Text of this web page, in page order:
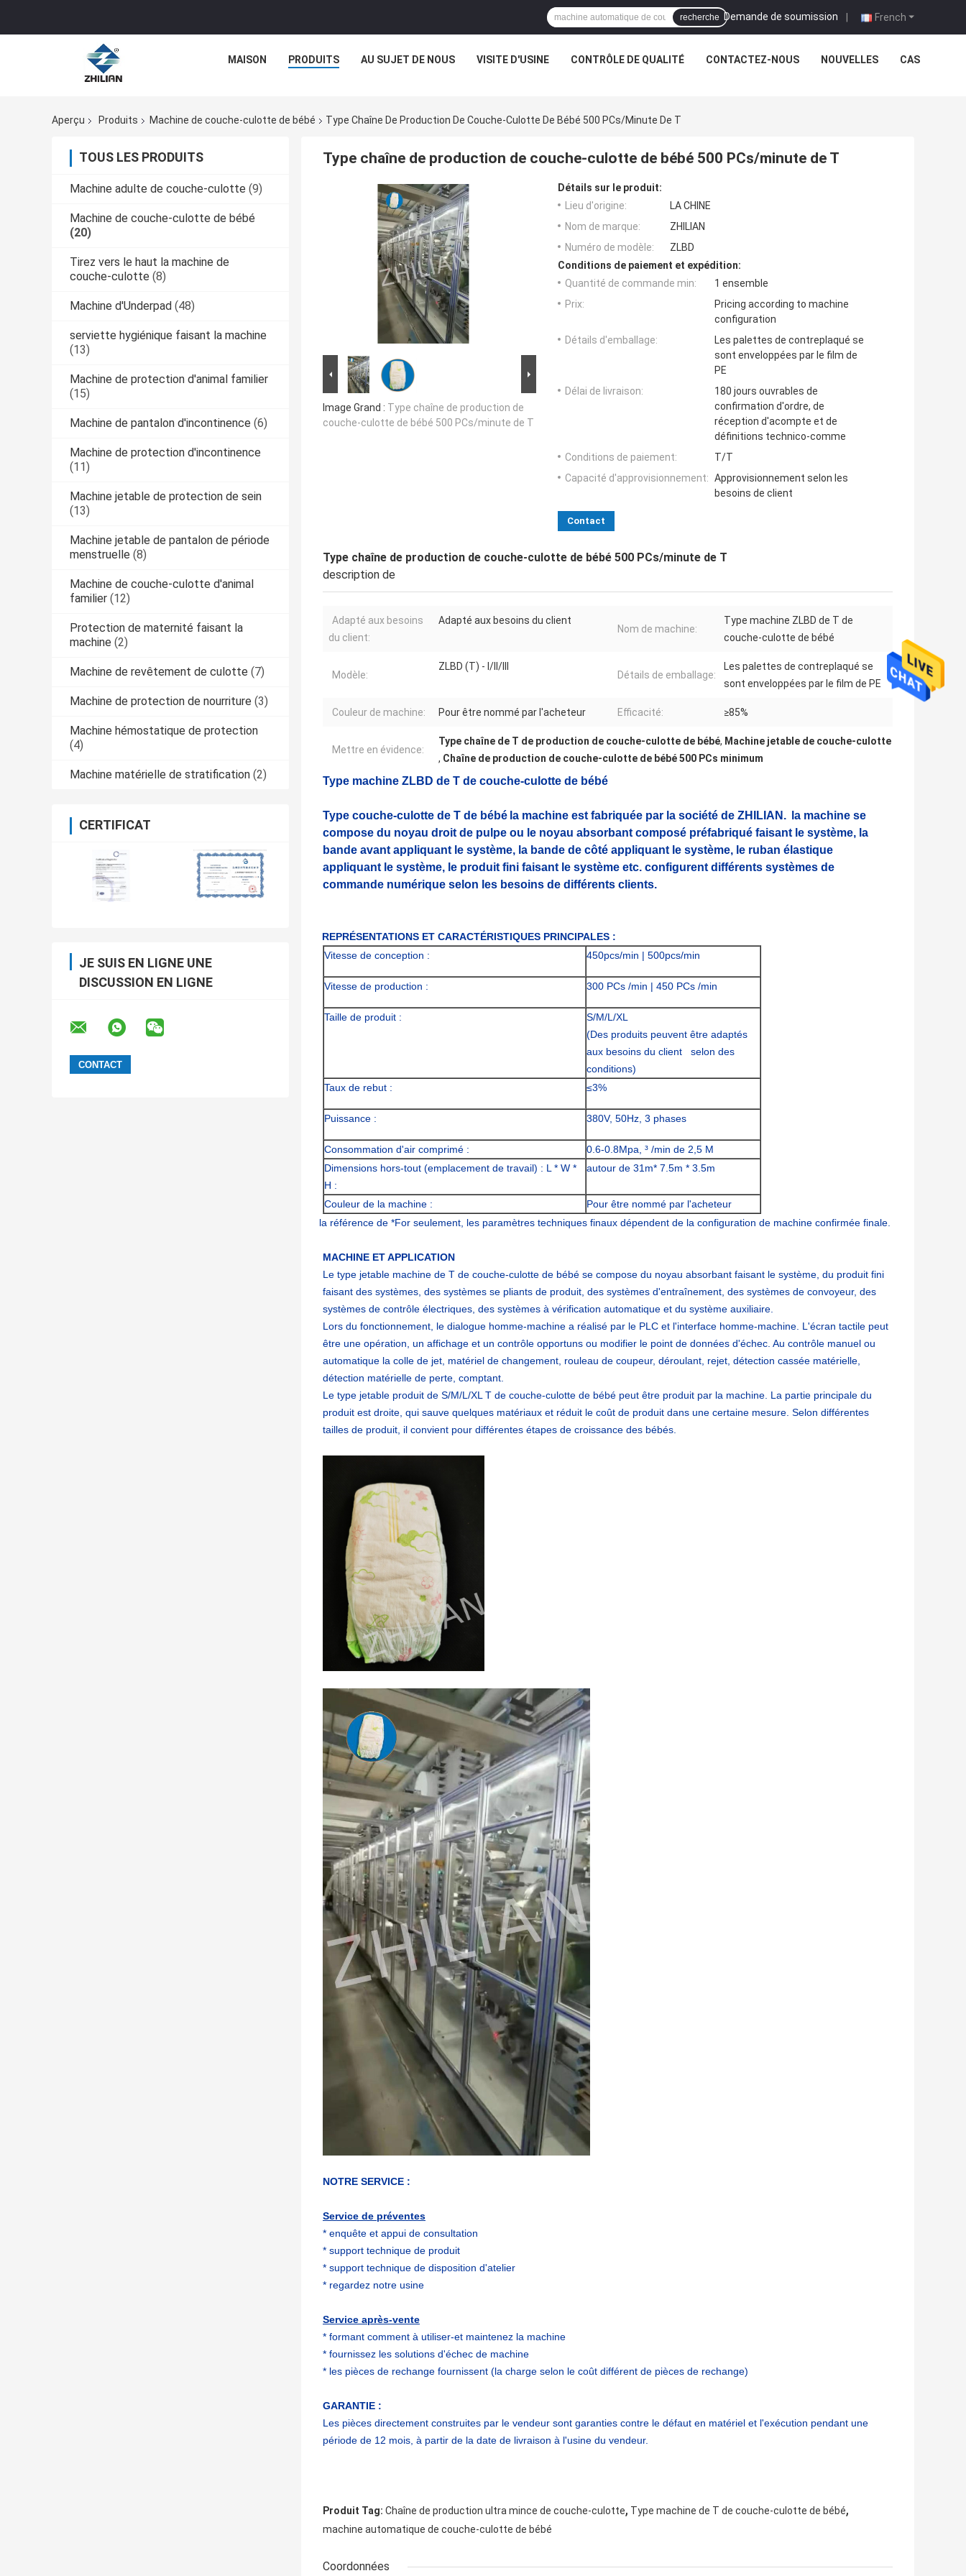
French
Demande de soumission |
recherche
MAISON PRODUITS AU SUJET DE NOUS VISITE D'USINE CONTRÔLE DE QUALITÉ CONTACTEZ-NOUS NOUVELLES CAS
Aperçu Produits Machine de couche-culotte de bébé Type Chaîne De Production De Couche-Culotte De Bébé 500 PCs/minute De T
TOUS LES PRODUITS
Machine adulte de couche-culotte (9)
Machine de couche-culotte de bébé
(20)
Tirez vers le haut la machine de
couche-culotte (8)
Machine d'Underpad (48)
serviette hygiénique faisant la machine
(13)
Machine de protection d'animal familier
(15)
Machine de pantalon d'incontinence (6)
Machine de protection d'incontinence
(11)
Machine jetable de protection de sein
(13)
Machine jetable de pantalon de période
menstruelle (8)
Machine de couche-culotte d'animal
familier (12)
Protection de maternité faisant la
machine (2)
Machine de revêtement de culotte (7)
Machine de protection de nourriture (3)
Machine hémostatique de protection
(4)
Machine matérielle de stratification (2)
CERTIFICAT
JE SUIS EN LIGNE UNE
DISCUSSION EN LIGNE
Type chaîne de production de couche-culotte de bébé 500 PCs/minute de T
Image Grand : Type chaîne de production de
couche-culotte de bébé 500 PCs/minute de T
Détails sur le produit:
Lieu d'origine:
LA CHINE
Nom de marque:
ZHILIAN
Numéro de modèle:
ZLBD
Conditions de paiement et expédition:
Quantité de commande min:
1 ensemble
Prix:
Pricing according to machine
configuration
Détails d'emballage:
Les palettes de contreplaqué se
sont enveloppées par le film de
PE
Délai de livraison:
180 jours ouvrables de
confirmation d'ordre, de
réception d'acompte et de
définitions technico-comme
Conditions de paiement:
T/T
Capacité d'approvisionnement: Approvisionnement selon les
besoins de client
Contact
Type chaîne de production de couche-culotte de bébé 500 PCs/minute de T
description de
Adapté aux besoins
du client:
Adapté aux besoins du client
Nom de machine:
Type machine ZLBD de T de
couche-culotte de bébé
Modèle:
ZLBD (T) - I/II/III
Détails de emballage:
Les palettes de contreplaqué se
sont enveloppées par le film de PE
Couleur de machine: Pour être nommé par l'acheteur Efficacité: ≥85%
Mettre en évidence:
Type chaîne de T de production de couche-culotte de bébé, Machine jetable de couche-culotte
, Chaîne de production de couche-culotte de bébé 500 PCs minimum
Type machine ZLBD de T de couche-culotte de bébé
Type couche-culotte de T de bébé la machine est fabriquée par la société de ZHILIAN.
la machine se
compose du noyau droit de pulpe ou le noyau absorbant composé préfabriqué faisant le système, la
bande avant appliquant le système, la bande de côté appliquant le système, le ruban élastique
appliquant le système, le produit fini faisant le système etc. configurent différents systèmes de
commande numérique selon les besoins de différents clients.
REPRÉSENTATIONS ET CARACTÉRISTIQUES PRINCIPALES :
Vitesse de conception :
450pcs/min | 500pcs/min
Vitesse de production : 300 PCs /min | 450 PCs /min
Taille de produit :
S/M/L/XL
(Des produits peuvent être adaptés
aux besoins du client selon des
conditions)
Taux de rebut :
≤3%
Puissance : 380V, 50Hz, 3 phases
Consommation d'air comprimé :
0.6-0.8Mpa, ³ /min de 2,5 M
Dimensions hors-tout (emplacement de travail) : L * W *
H :
autour de 31m* 7.5m * 3.5m
Couleur de la machine :
Pour être nommé par l'acheteur
la référence de *For seulement, les paramètres techniques finaux dépendent de la configuration de machine confirmée finale.
MACHINE ET APPLICATION
Le type jetable machine de T de couche-culotte de bébé se compose du noyau absorbant faisant le système, du produit fini
faisant des systèmes, des systèmes se pliants de produit, des systèmes d'entraînement, des systèmes de convoyeur, des
systèmes de contrôle électriques, des systèmes à vérification automatique et du système auxiliaire.
Lors du fonctionnement, le dialogue homme-machine a réalisé par le PLC et l'interface homme-machine. L'écran tactile peut
être une opération, un affichage et un contrôle opportuns ou modifier le point de données d'échec. Au contrôle manuel ou
automatique la colle de jet, matériel de changement, rouleau de coupeur, déroulant, rejet, détection cassée matérielle,
détection matérielle de perte, comptant.
Le type jetable produit de S/M/L/XL T de couche-culotte de bébé peut être produit par la machine. La partie principale du
produit est droite, qui sauve quelques matériaux et réduit le coût de produit dans une certaine mesure. Selon différentes
tailles de produit, il convient pour différentes étapes de croissance des bébés.
NOTRE SERVICE :
Service de préventes
* enquête et appui de consultation
* support technique de produit
* support technique de disposition d'atelier
* regardez notre usine
Service après-vente
* formant comment à utiliser-et maintenez la machine
* fournissez les solutions d'échec de machine
* les pièces de rechange fournissent (la charge selon le coût différent de pièces de rechange)
GARANTIE :
Les pièces directement construites par le vendeur sont garanties contre le défaut en matériel et l'exécution pendant une
période de 12 mois, à partir de la date de livraison à l'usine du vendeur.
Produit Tag: Chaîne de production ultra mince de couche-culotte, Type machine de T de couche-culotte de bébé,
machine automatique de couche-culotte de bébé
Coordonnées